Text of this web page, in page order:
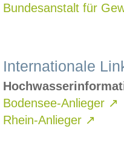
Bundesanstalt für
Internationale
Bodensee-Anlieger ↗
Rhein-Anlieger ↗